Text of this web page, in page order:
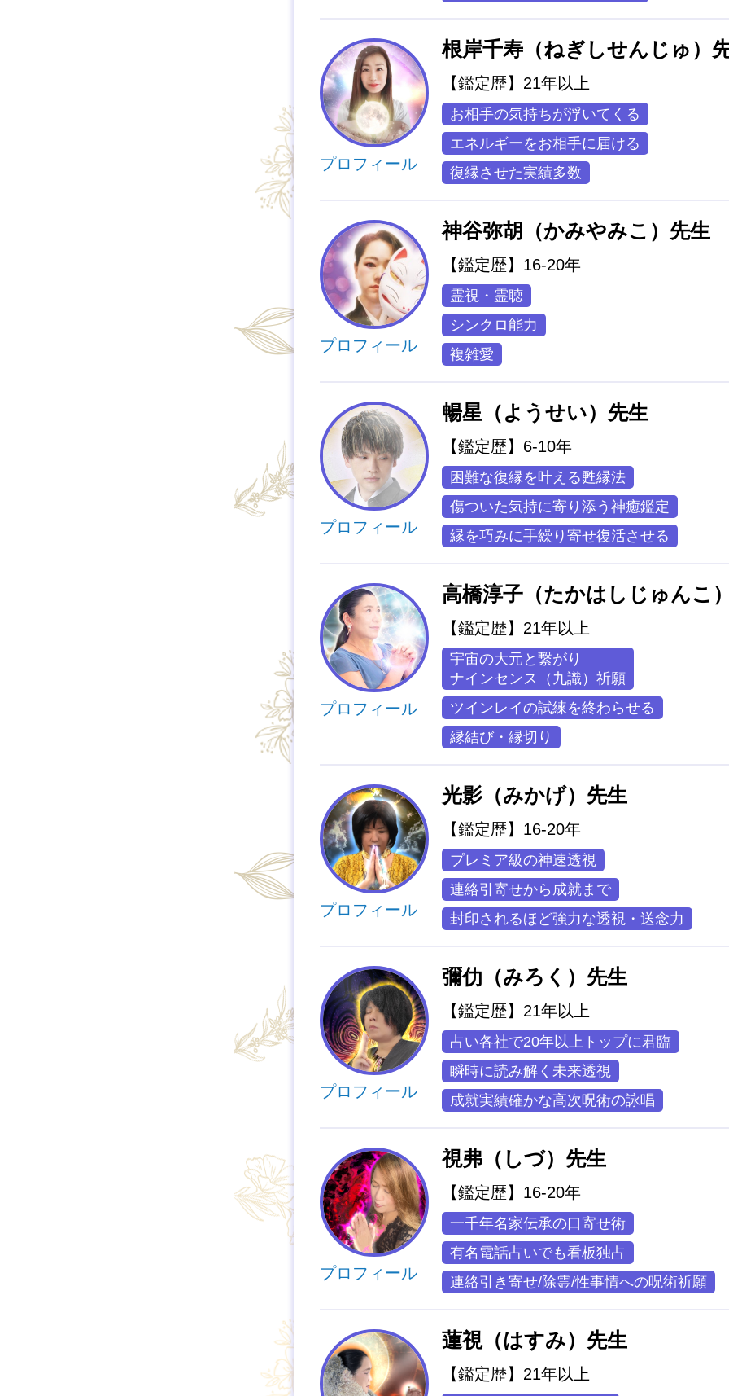
根岸千寿（ねぎしせんじゅ）
プロフィール
【鑑定歴】21年以上
お相手の気持ちが浮いてくる
エネルギーをお相手に届ける
復縁させた実績多数
神谷弥胡（かみやみこ）先生
プロフィール
【鑑定歴】16-20年
霊視・霊聴
シンクロ能力
複雑愛
暢星（ようせい）先生
プロフィール
【鑑定歴】6-10年
困難な復縁を叶える甦縁法
傷ついた気持に寄り添う神癒鑑定
縁を巧みに手繰り寄せ復活させる
高橋淳子（たかはしじゅんこ
プロフィール
【鑑定歴】21年以上
宇宙の大元と繋がり
ナインセンス（九識）祈願
ツインレイの試練を終わらせる
縁結び・縁切り
光影（みかげ）先生
プロフィール
【鑑定歴】16-20年
プレミア級の神速透視
連絡引寄せから成就まで
封印されるほど強力な透視・送念力
彌仂（みろく）先生
プロフィール
【鑑定歴】21年以上
占い各社で20年以上トップに君臨
瞬時に読み解く未来透視
成就実績確かな高次呪術の詠唱
視弗（しづ）先生
プロフィール
【鑑定歴】16-20年
一千年名家伝承の口寄せ術
有名電話占いでも看板独占
連絡引き寄せ/除霊/性事情への呪術祈願
蓮視（はすみ）先生
【鑑定歴】21年以上